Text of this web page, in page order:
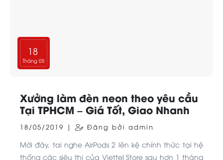
18
Tháng 05
Xưởng làm đèn neon theo yêu cầu
Tại TPHCM – Giá Tốt, Giao Nhanh
18/05/2019 | Đăng bởi admin
Mới đây, tai nghe AirPods 2 lên kệ chính thức tại hệ
thống các siêu thị của Viettel Store sau hơn 1 tháng